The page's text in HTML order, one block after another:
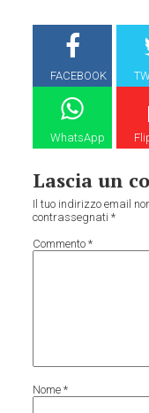
FACEBOOK
WhatsApp
Lascia un
Il tuo indirizzo email
contrassegnati*
Commento*
Nome*